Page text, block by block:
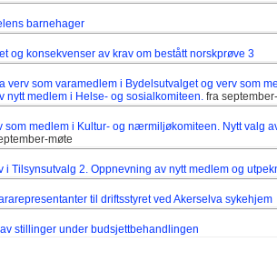
barnehager
og konsekvenser av krav om bestått norskprøve 3
verv som varamedlem i Bydelsutvalget og verv som
nytt medlem i Helse- og sosialkomiteen. fra
som medlem i Kultur- og nærmiljøkomiteen. Nytt valg
møte
i Tilsynsutvalg 2. Oppnevning av nytt medlem og
til driftsstyret ved Akerselva sykehjem
stillinger under budsjettbehandlingen